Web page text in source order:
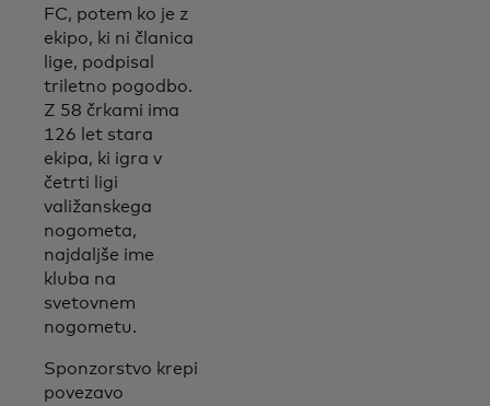
FC, potem ko je z
ekipo, ki ni članica
lige, podpisal
triletno pogodbo.
Z 58 črkami ima
126 let stara
ekipa, ki igra v
četrti ligi
valižanskega
nogometa,
najdaljše ime
kluba na
svetovnem
nogometu.
Sponzorstvo krepi
povezavo